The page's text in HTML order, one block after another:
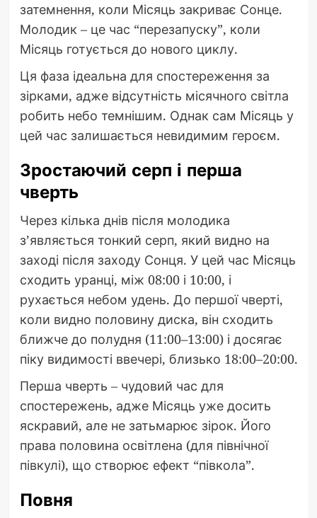
затемнення, коли Місяць закриває Сонце.
Молодик – це час “перезапуску”, коли
Місяць готується до нового циклу.
Ця фаза ідеальна для спостереження за
зірками, адже відсутність місячного світла
робить небо темнішим. Однак сам Місяць у
цей час залишається невидимим героєм.
Зростаючий серп і перша
чверть
Через кілька днів після молодика
з’являється тонкий серп, який видно на
заході після заходу Сонця. У цей час Місяць
сходить уранці, між 08:00 і 10:00, і
рухається небом удень. До першої чверті,
коли видно половину диска, він сходить
ближче до полудня (11:00–13:00) і досягає
піку видимості ввечері, близько 18:00–20:00.
Перша чверть – чудовий час для
спостережень, адже Місяць уже досить
яскравий, але не затьмарює зірок. Його
права половина освітлена (для північної
півкулі), що створює ефект “півкола”.
Повня